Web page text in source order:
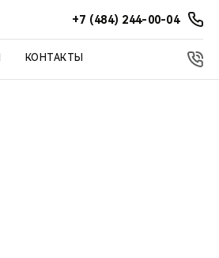
+7 (484) 244-00-04
КОНТАКТЫ